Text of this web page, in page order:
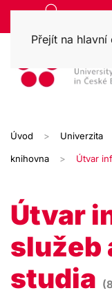
Přejít na hlavní
Úvod Univerzita
knihovna Útvar
Útvar
služeb
studia